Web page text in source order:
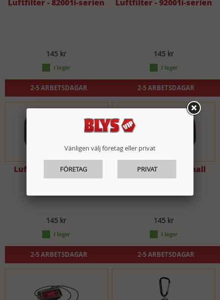
145 kr
2-5 ARBETSDAGAR
145 kr
2-5 ARBETSDAGAR
Luftfilter - CPG-Large
145 kr
2-5 ARBETSDAGAR
Luftfilter - CPG-Small
145 kr
2-5 ARBETSDAGAR
Vänligen välj företag eller privat
FÖRETAG PRIVAT